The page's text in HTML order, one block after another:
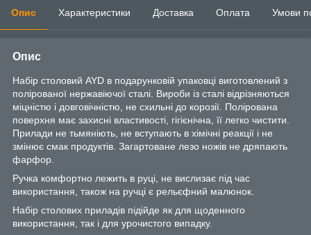
Опис Характеристики Доставка Оплата Умови
Опис
Набір столовий AYD в подарунковій упаковці виготовлений з
полірованої нержавіючої сталі. Вироби із сталі відрізняються
міцністю і довговічністю, не схильні до корозії. Полірована
поверхня має захисні властивості, гігієнічна, її легко чистити.
Прилади не тьмяніють, не вступають в хімічні реакції і не
змінює смак продуктів. Загартоване лезо ножів не дряпають
фарфор.
Ручка комфортно лежить в руці, не вислизає під час
використання, також на ручці є рельєфний малюнок.
Набір столових приладів підійде як для щоденного
використання, так і для урочистого випадку.